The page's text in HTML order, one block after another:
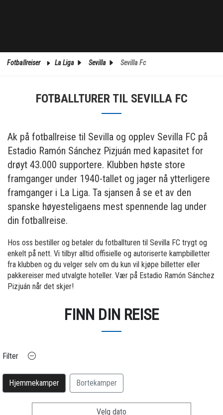
Fotballreiser La Liga Sevilla Sevilla Fc
FOTBALLTURER TIL SEVILLA FC
Ak på fotballreise til Sevilla og opplev Sevilla FC på
Estadio Ramón Sánchez Pizjuán med kapasitet for
drøyt 43.000 supportere. Klubben høste store
framganger under 1940-tallet og jager nå ytterligere
framganger i La Liga. Ta sjansen å se et av den
spanske høyesteligaens mest spennende lag under
din fotballreise.
Hos oss bestiller og betaler du fotballturen til Sevilla FC trygt og
enkelt på nett. Vi tilbyr alltid offisielle og autoriserte kampbilletter
fra klubben og du velger selv om du kun vil kjøpe billetter eller
pakkereiser med utvalgte hoteller. Vær på Estadio Ramón Sánchez
Pizjuán når det skjer!